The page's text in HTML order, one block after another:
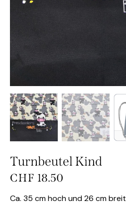
Turnbeutel Kind
CHF 18.50
Ca. 35 cm hoch und 26 cm breit